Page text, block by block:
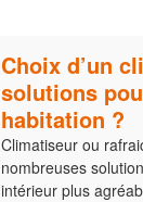
Choix d’un
solutions
habitation ?
Climatiseur ou
nombreuses
intérieur plus